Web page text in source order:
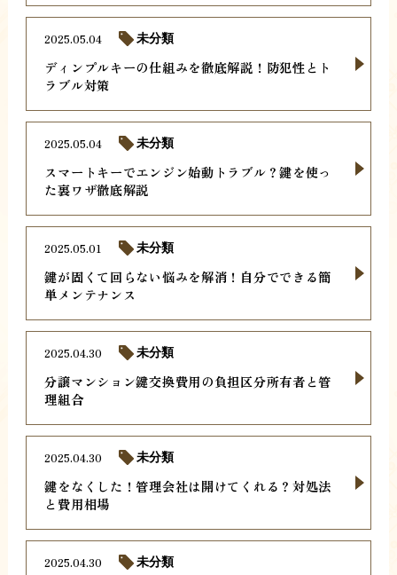
ディンプルキーの仕組みを徹底解説！防犯性とト
ラブル対策
2025.05.04 未分類
スマートキーでエンジン始動トラブル？鍵を使っ
た裏ワザ徹底解説
2025.05.04 未分類
鍵が固くて回らない悩みを解消！自分でできる簡
単メンテナンス
2025.05.01 未分類
分譲マンション鍵交換費用の負担区分所有者と管
理組合
2025.04.30 未分類
鍵をなくした！管理会社は開けてくれる？対処法
と費用相場
2025.04.30 未分類
2025.04.30 未分類